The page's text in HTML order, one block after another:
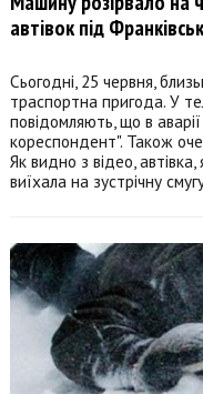
автівок під
Сьогодні, 25 червня,
траспортна пригода. У
повідомляють, що в
кореспондент". Також
Як видно з відео,
виїхала на зустрічну